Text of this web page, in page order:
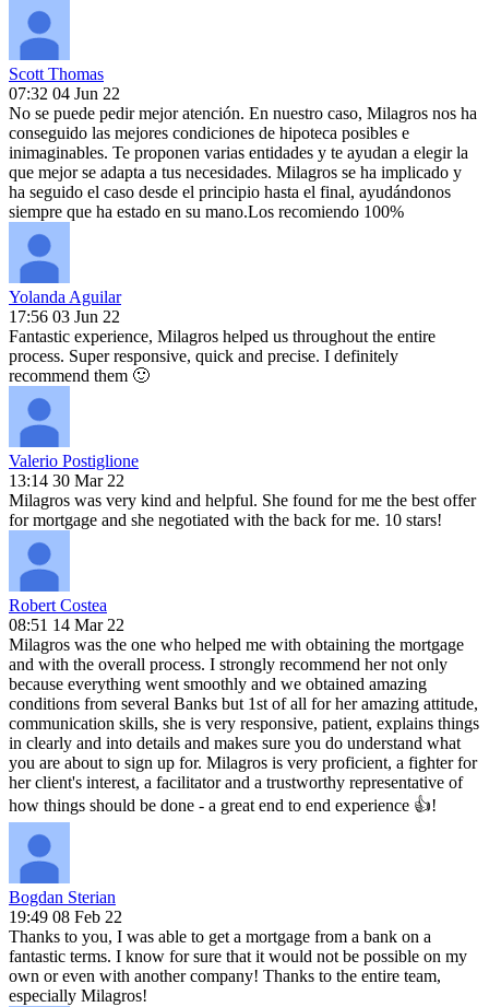
Scott Thomas
07:32 04 Jun 22
No se puede pedir mejor atención. En nuestro caso, Milagros nos ha
conseguido las mejores condiciones de hipoteca posibles e
inimaginables. Te proponen varias entidades y te ayudan a elegir la
que mejor se adapta a tus necesidades. Milagros se ha implicado y
ha seguido el caso desde el principio hasta el final, ayudándonos
siempre que ha estado en su mano.Los recomiendo 100%
Yolanda Aguilar
17:56 03 Jun 22
Fantastic experience, Milagros helped us throughout the entire
process. Super responsive, quick and precise. I definitely
recommend them 🙂
Valerio Postiglione
13:14 30 Mar 22
Milagros was very kind and helpful. She found for me the best offer
for mortgage and she negotiated with the back for me. 10 stars!
Robert Costea
08:51 14 Mar 22
Milagros was the one who helped me with obtaining the mortgage
and with the overall process. I strongly recommend her not only
because everything went smoothly and we obtained amazing
conditions from several Banks but 1st of all for her amazing attitude,
communication skills, she is very responsive, patient, explains things
in clearly and into details and makes sure you do understand what
you are about to sign up for. Milagros is very proficient, a fighter for
her client's interest, a facilitator and a trustworthy representative of
how things should be done - a great end to end experience 👍!
Bogdan Sterian
19:49 08 Feb 22
Thanks to you, I was able to get a mortgage from a bank on a
fantastic terms. I know for sure that it would not be possible on my
own or even with another company! Thanks to the entire team,
especially Milagros!